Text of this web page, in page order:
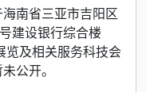
南省三亚市吉阳区
建设银行综合楼
览及相关服务科技会
公开。